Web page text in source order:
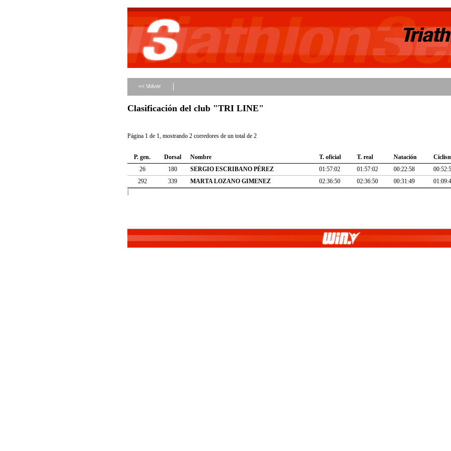
<< Volver
Clasificación del club "TRI LINE"
Página 1 de 1, mostrando 2 corredores de un total de 2
P. gen. Dorsal Nombre T. oficial T. real Natación
26
180 SERGIO ESCRIBANO PÉREZ 01:57:02 01:57:02 00:22:58
292
339 MARTA LOZANO GIMENEZ 02:36:50 02:36:50 00:31:49
|